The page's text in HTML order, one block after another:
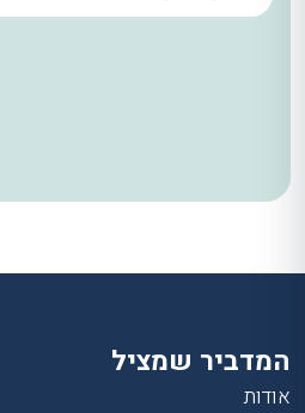
המדביר שמציל
אודות